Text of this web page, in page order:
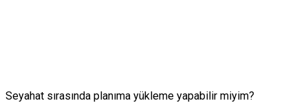
Seyahat sırasında planıma yükleme yapabilir miyim?